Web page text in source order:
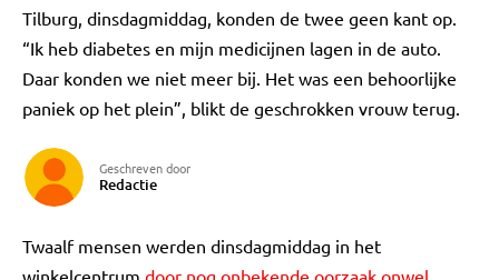
Tilburg, dinsdagmiddag, konden de twee geen kant op.
“Ik heb diabetes en mijn medicijnen lagen in de auto.
Daar konden we niet meer bij. Het was een behoorlijke
paniek op het plein”, blikt de geschrokken vrouw terug.
Geschreven door
Redactie
Twaalf mensen werden dinsdagmiddag in het
winkelcentrum door nog onbekende oorzaak onwel.